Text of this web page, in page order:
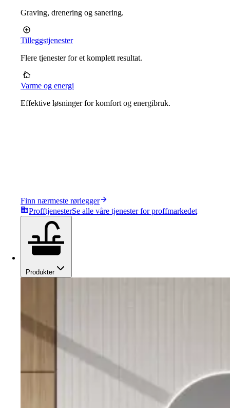
Graving, drenering og sanering.
Tilleggstjenester
Flere tjenester for et komplett resultat.
Varme og energi
Effektive løsninger for komfort og energibruk.
Finn nærmeste rørlegger
ProfftjenesterSe alle våre tjenester for proffmarkedet
Produkter